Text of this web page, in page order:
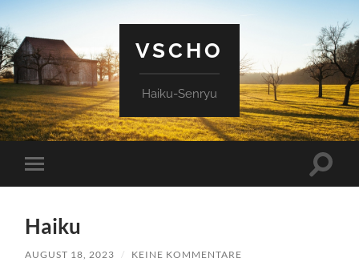
VSCHO
Haiku-Senryu
Mobile-
Menü
Haiku
AUGUST 18, 2023 / KEINE KOMMENTARE